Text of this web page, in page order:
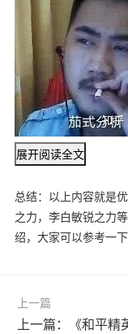
展开阅读全文
总结：以上内容就是
之力，李白敏锐之力
绍，大家可以参考一下
上一篇